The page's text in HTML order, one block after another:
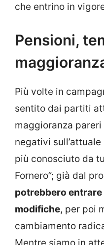
che entrino in
Pensioni,
Più volte in
sentito dai partiti
maggioranza
negativi
più conosciuto da
Fornero”; già dal
potrebbero
modifiche, per poi
cambiamento